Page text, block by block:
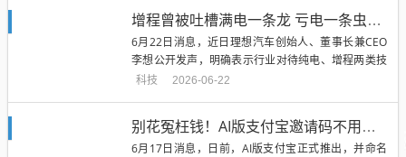
增程曾被吐槽满电一条龙 亏电一条虫！李想：纯电、增程不要踩一捧一
6月22日消息，近日理想汽车创始人、董事长兼CEO
李想公开发声，明确表示行业对待纯电、增程两类技
术路线完全没必要踩一捧一...
科技 2026-06-22
别花冤枉钱！AI版支付宝邀请码不用买 官方：可免费分享获得
6月17日消息，日前，AI版支付宝正式推出，并命名